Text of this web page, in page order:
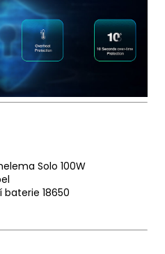
Solo 100W
baterie 18650